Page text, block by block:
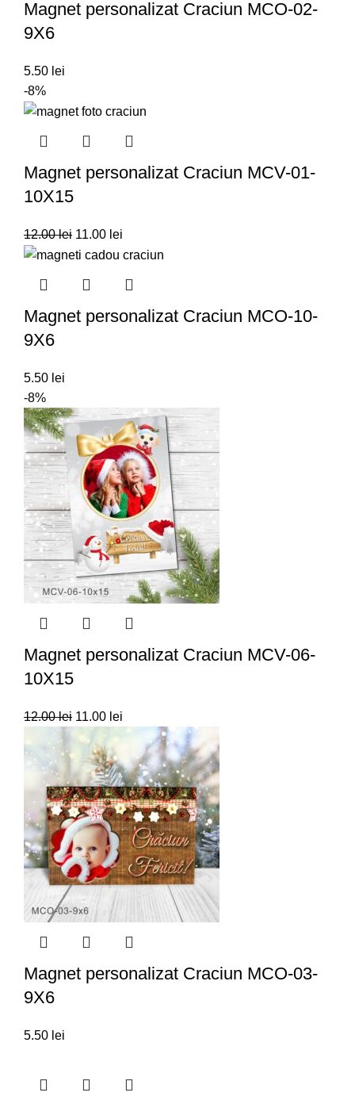
Magnet personalizat Craciun MCO-02-
9X6
5.50 lei
-8%
Magnet personalizat Craciun MCV-01-
10X15
12.00lei 11.00 lei
Magnet personalizat Craciun MCO-10-
9X6
5.50 lei
-8%
Magnet personalizat Craciun MCV-06-
10X15
12.00lei 11.00 lei
Magnet personalizat Craciun MCO-03-
9X6
5.50 lei